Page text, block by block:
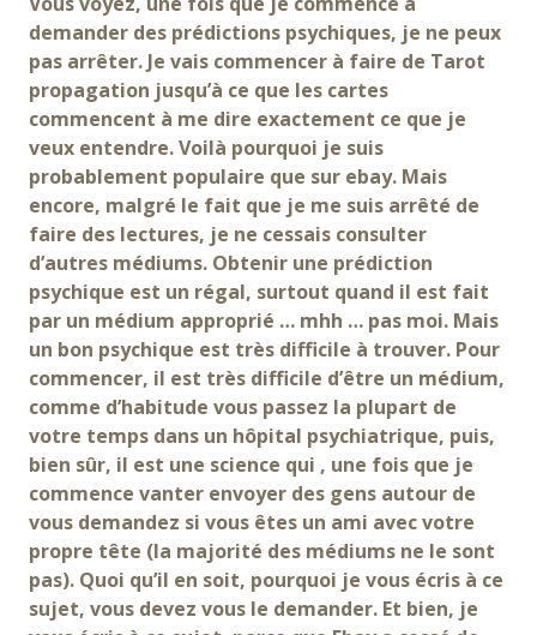
demander des prédictions psychiques, je ne peux
pas arrêter. Je vais commencer à faire de Tarot
propagation jusqu’à ce que les cartes
commencent à me dire exactement ce que je
veux entendre. Voilà pourquoi je suis
probablement populaire que sur ebay. Mais
encore, malgré le fait que je me suis arrêté de
faire des lectures, je ne cessais consulter
d’autres médiums. Obtenir une prédiction
psychique est un régal, surtout quand il est fait
par un médium approprié … mhh … pas moi. Mais
un bon psychique est très difficile à trouver. Pour
commencer, il est très difficile d’être un médium,
comme d’habitude vous passez la plupart de
votre temps dans un hôpital psychiatrique, puis,
bien sûr, il est une science qui , une fois que je
commence vanter envoyer des gens autour de
vous demandez si vous êtes un ami avec votre
propre tête (la majorité des médiums ne le sont
pas). Quoi qu’il en soit, pourquoi je vous écris à ce
sujet, vous devez vous le demander. Et bien, je